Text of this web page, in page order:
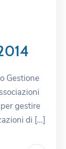
Gestione
gestire
di […]